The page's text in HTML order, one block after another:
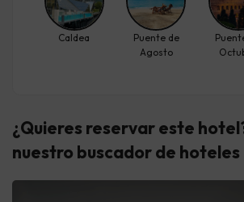
Caldea
Puente de
Agosto
¿Quieres reservar este
nuestro buscador de hoteles